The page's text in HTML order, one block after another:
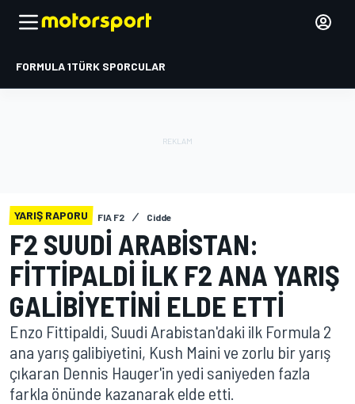
FORMULA 1TÜRK SPORCULAR
YARIŞ RAPORU FIA F2 Cidde
F2 SUUDI ARABISTAN:
FITTIPALDI ILK F2 ANA YARIŞ
GALIBIYETINI ELDE ETTI
Enzo Fittipaldi, Suudi Arabistan'daki ilk Formula 2
ana yarış galibiyetini, Kush Maini ve zorlu bir yarış
çıkaran Dennis Hauger'in yedi saniyeden fazla
farkla önünde kazanarak elde etti.